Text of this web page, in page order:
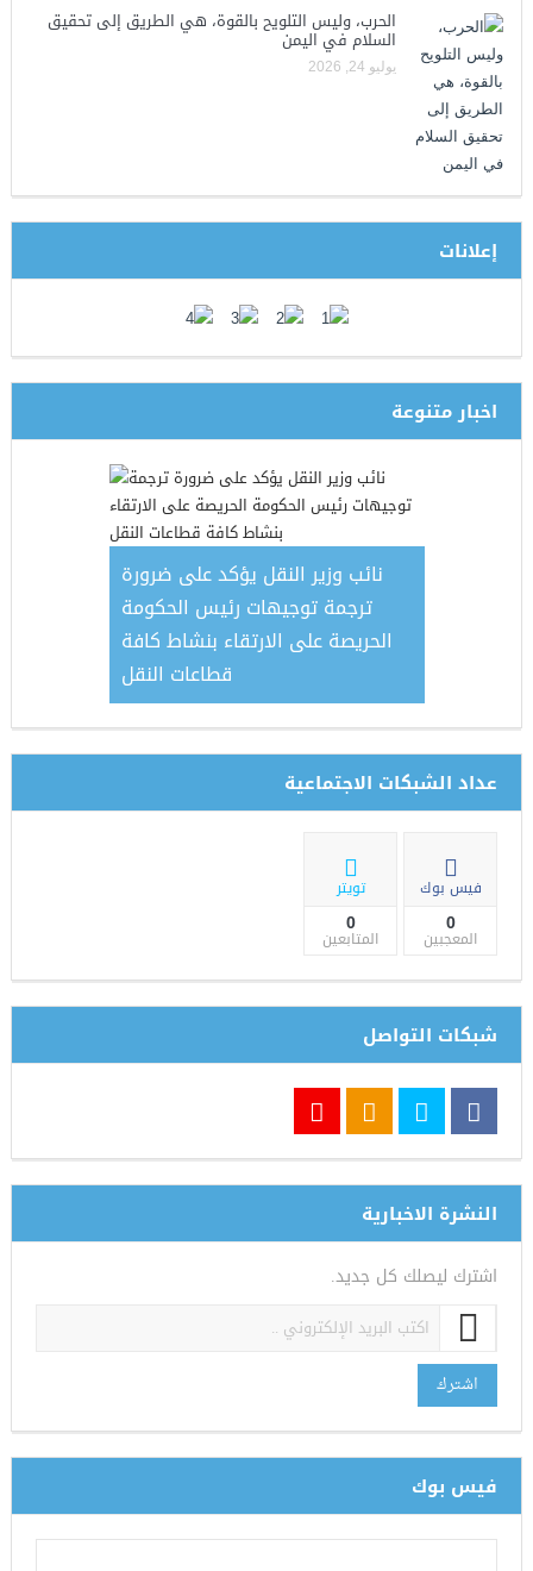
الحرب، وليس التلويح بالقوة، هي الطريق إلى تحقيق
السلام في اليمن
يوليو 24, 2026
إعلانات
اخبار متنوعة
نائب وزير النقل يؤكد على ضرورة
ترجمة توجيهات رئيس الحكومة
الحريصة على الارتقاء بنشاط كافة
قطاعات النقل
عداد الشبكات الاجتماعية
فيس بوك
0
المعجبين
تويتر
0
المتابعين
شبكات التواصل
النشرة الاخبارية
اشترك ليصلك كل جديد.
اشترك
فيس بوك